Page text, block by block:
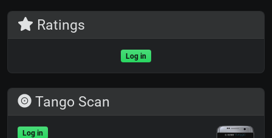
Ratings
Log in
Tango Scan
Log in